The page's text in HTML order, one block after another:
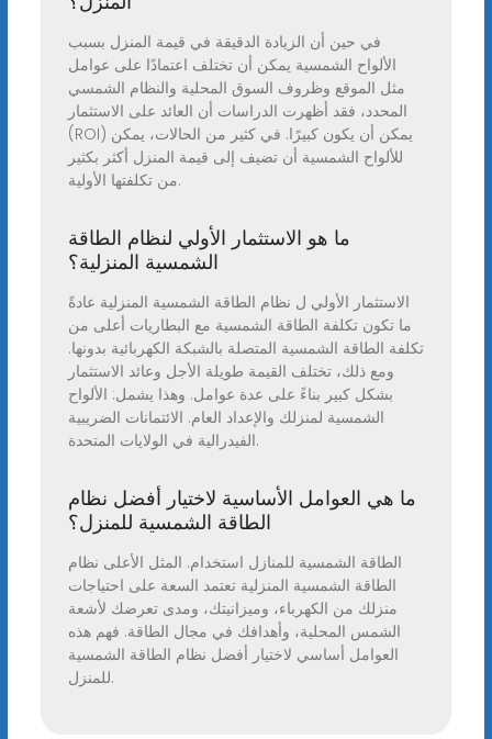
في حين أن الزيادة الدقيقة في قيمة المنزل بسبب
الألواح الشمسية يمكن أن تختلف اعتمادًا على عوامل
مثل الموقع وظروف السوق المحلية والنظام الشمسي
المحدد، فقد أظهرت الدراسات أن العائد على الاستثمار
(ROI) يمكن أن يكون كبيرًا. في كثير من الحالات، يمكن
للألواح الشمسية أن تضيف إلى قيمة المنزل أكثر بكثير
من تكلفتها الأولية.
ما هو الاستثمار الأولي لنظام الطاقة
الشمسية المنزلية؟
الاستثمار الأولي ل نظام الطاقة الشمسية المنزلية عادةً
ما تكون تكلفة الطاقة الشمسية مع البطاريات أعلى من
تكلفة الطاقة الشمسية المتصلة بالشبكة الكهربائية بدونها.
ومع ذلك، تختلف القيمة طويلة الأجل وعائد الاستثمار
بشكل كبير بناءً على عدة عوامل. وهذا يشمل: الألواح
الشمسية لمنزلك والإعداد العام. الائتمانات الضريبية
الفيدرالية في الولايات المتحدة.
ما هي العوامل الأساسية لاختيار أفضل نظام
الطاقة الشمسية للمنزل؟
الطاقة الشمسية للمنازل استخدام. المثل الأعلى نظام
الطاقة الشمسية المنزلية تعتمد السعة على احتياجات
منزلك من الكهرباء، وميزانيتك، ومدى تعرضك لأشعة
الشمس المحلية، وأهدافك في مجال الطاقة. فهم هذه
العوامل أساسي لاختيار أفضل نظام الطاقة الشمسية
للمنزل.